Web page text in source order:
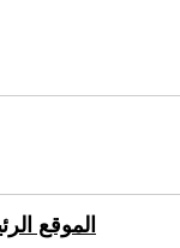
الموقع